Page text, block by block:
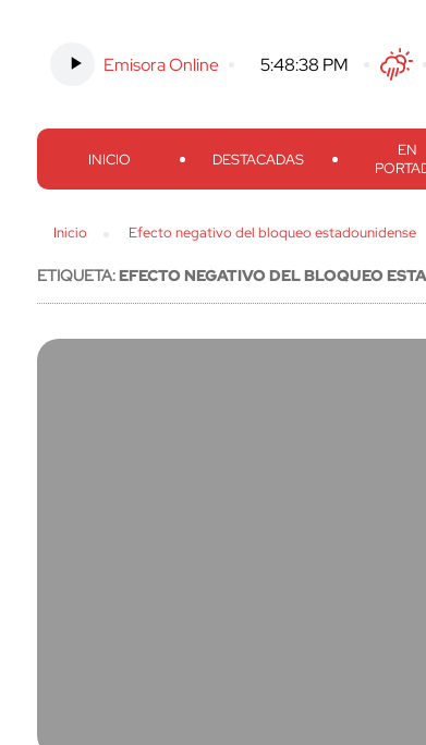
Emisora Online -5:48:39 PM Twitter
INICIO DESTACADAS
EN
Inicio Efecto negativo del bloqueo estadounidense
ETIQUETA:EFECTO NEGATIVO DEL BLOQUEO